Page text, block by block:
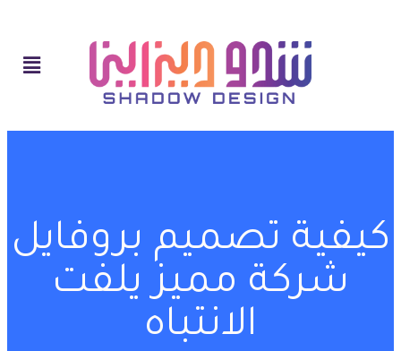
كيفية تصميم بروفايل
شركة مميز يلفت
الانتباه